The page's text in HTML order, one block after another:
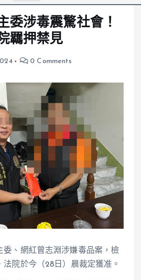
委涉毒震驚社會！
羈押禁見
0 Comments
委、網紅曾志淵涉嫌毒品案，檢
法院於今（28日）晨裁定獲准。